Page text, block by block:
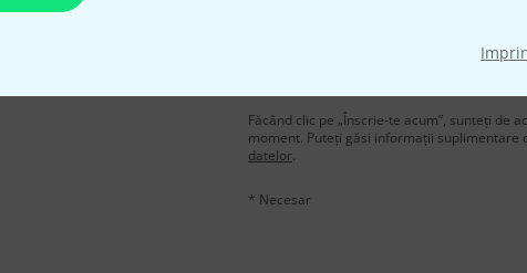
limba engleză și, cu
Făcând clic pe „Înscrie-te acum”, sunteți de
moment. Puteți găsi informații suplimentare
datelor.
* Necesar